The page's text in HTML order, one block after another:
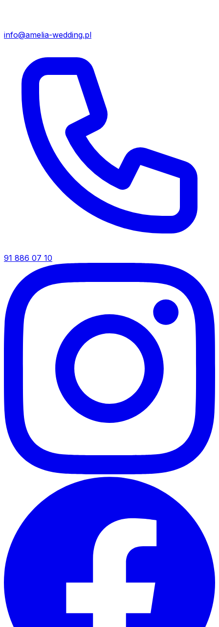
info@amelia-wedding.pl
91 886 07 10